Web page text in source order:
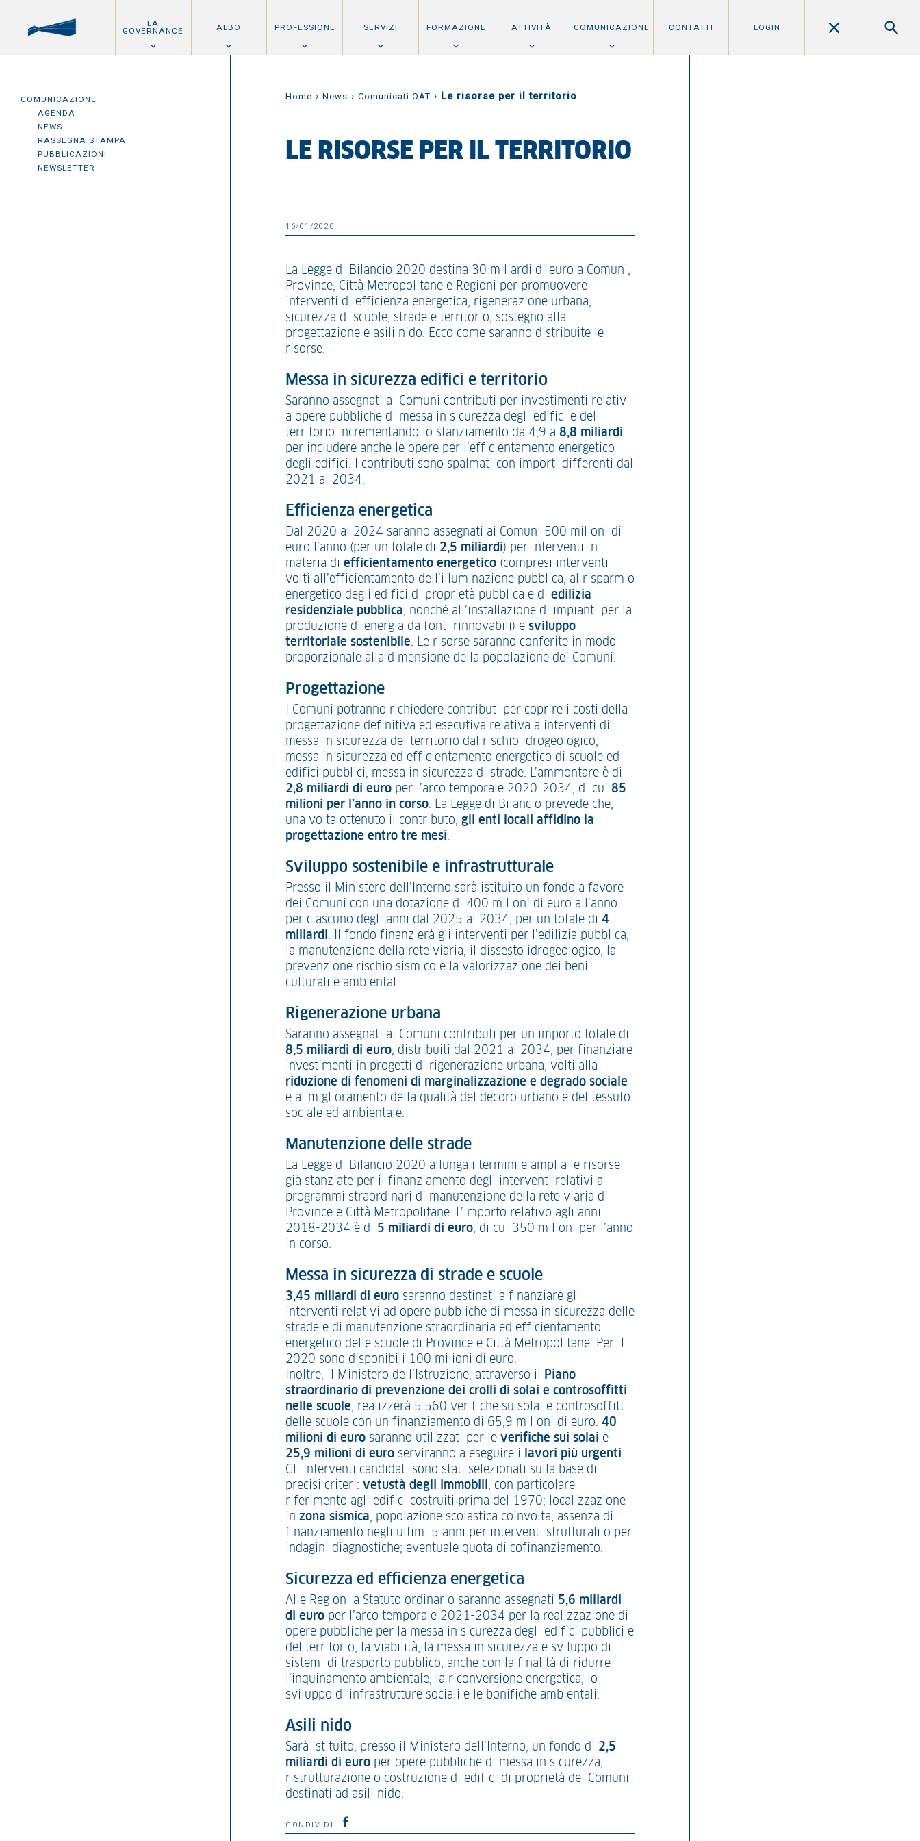
LA
GOVERNANCE ALBO PROFESSIONE SERVIZI FORMAZIONE ATTIVITÀ COMUNICAZIONE CONTATTI LOGIN
COMUNICAZIONE
AGENDA
NEWS
RASSEGNA STAMPA
PUBBLICAZIONI
NEWSLETTER
Home › News › Comunicati OAT › Le risorse per il territorio
LE RISORSE PER IL TERRITORIO
16/01/2020
La Legge di Bilancio 2020 destina 30 miliardi di euro a Comuni,
Province, Città Metropolitane e Regioni per promuovere
interventi di efficienza energetica, rigenerazione urbana,
sicurezza di scuole, strade e territorio, sostegno alla
progettazione e asili nido. Ecco come saranno distribuite le
risorse.
Messa in sicurezza edifici e territorio
Saranno assegnati ai Comuni contributi per investimenti relativi
a opere pubbliche di messa in sicurezza degli edifici e del
territorio incrementando lo stanziamento da 4,9 a 8,8 miliardi
per includere anche le opere per l’efficientamento energetico
degli edifici. I contributi sono spalmati con importi differenti dal
2021 al 2034.
Efficienza energetica
Dal 2020 al 2024 saranno assegnati ai Comuni 500 milioni di
euro l’anno (per un totale di 2,5 miliardi) per interventi in
materia di efficientamento energetico (compresi interventi
volti all’efficientamento dell’illuminazione pubblica, al risparmio
energetico degli edifici di proprietà pubblica e di edilizia
residenziale pubblica, nonché all’installazione di impianti per la
produzione di energia da fonti rinnovabili) e sviluppo
territoriale sostenibile. Le risorse saranno conferite in modo
proporzionale alla dimensione della popolazione dei Comuni.
Progettazione
I Comuni potranno richiedere contributi per coprire i costi della
progettazione definitiva ed esecutiva relativa a interventi di
messa in sicurezza del territorio dal rischio idrogeologico,
messa in sicurezza ed efficientamento energetico di scuole ed
edifici pubblici, messa in sicurezza di strade. L’ammontare è di
2,8 miliardi di euro per l’arco temporale 2020-2034, di cui 85
milioni per l’anno in corso. La Legge di Bilancio prevede che,
una volta ottenuto il contributo, gli enti locali affidino la
progettazione entro tre mesi.
Sviluppo sostenibile e infrastrutturale
Presso il Ministero dell’Interno sarà istituito un fondo a favore
dei Comuni con una dotazione di 400 milioni di euro all’anno
per ciascuno degli anni dal 2025 al 2034, per un totale di 4
miliardi. Il fondo finanzierà gli interventi per l’edilizia pubblica,
la manutenzione della rete viaria, il dissesto idrogeologico, la
prevenzione rischio sismico e la valorizzazione dei beni
culturali e ambientali.
Rigenerazione urbana
Saranno assegnati ai Comuni contributi per un importo totale di
8,5 miliardi di euro, distribuiti dal 2021 al 2034, per finanziare
investimenti in progetti di rigenerazione urbana, volti alla
riduzione di fenomeni di marginalizzazione e degrado sociale
e al miglioramento della qualità del decoro urbano e del tessuto
sociale ed ambientale.
Manutenzione delle strade
La Legge di Bilancio 2020 allunga i termini e amplia le risorse
già stanziate per il finanziamento degli interventi relativi a
programmi straordinari di manutenzione della rete viaria di
Province e Città Metropolitane. L’importo relativo agli anni
2018-2034 è di 5 miliardi di euro, di cui 350 milioni per l’anno
in corso.
Messa in sicurezza di strade e scuole
3,45 miliardi di euro saranno destinati a finanziare gli
interventi relativi ad opere pubbliche di messa in sicurezza delle
strade e di manutenzione straordinaria ed efficientamento
energetico delle scuole di Province e Città Metropolitane. Per il
2020 sono disponibili 100 milioni di euro.
Inoltre, il Ministero dell’Istruzione, attraverso il
Piano
straordinario di prevenzione dei crolli di solai e controsoffitti
nelle scuole, realizzerà 5.560 verifiche su solai e controsoffitti
delle scuole con un finanziamento di 65,9 milioni di euro. 40
milioni di euro saranno utilizzati per le verifiche sui solai e
25,9 milioni di euro serviranno a eseguire i lavori più urgenti.
Gli interventi candidati sono stati selezionati sulla base di
precisi criteri: vetustà degli immobili, con particolare
riferimento agli edifici costruiti prima del 1970; localizzazione
in zona sismica; popolazione scolastica coinvolta; assenza di
finanziamento negli ultimi 5 anni per interventi strutturali o per
indagini diagnostiche; eventuale quota di cofinanziamento.
Sicurezza ed efficienza energetica
Alle Regioni a Statuto ordinario saranno assegnati 5,6 miliardi
di euro per l’arco temporale 2021-2034 per la realizzazione di
opere pubbliche per la messa in sicurezza degli edifici pubblici e
del territorio, la viabilità, la messa in sicurezza e sviluppo di
sistemi di trasporto pubblico, anche con la finalità di ridurre
l’inquinamento ambientale, la riconversione energetica, lo
sviluppo di infrastrutture sociali e le bonifiche ambientali.
Asili nido
Sarà istituito, presso il Ministero dell’Interno, un fondo di 2,5
miliardi di euro per opere pubbliche di messa in sicurezza,
ristrutturazione o costruzione di edifici di proprietà dei Comuni
destinati ad asili nido.
CONDIVIDI